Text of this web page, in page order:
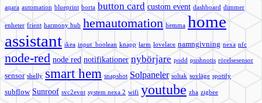
aqara automation blueprint borta button card custom event dashboard dimmer
enheter frient harmony hub hemautomation hemma home
assistant ikea input_boolean knapp larm lovelace namngivning nexa nfc
node-red node red notifikationer nybörjare podd pushnotis rörelsesensor
sensor shelly smart hem snapshot Solpaneler soltak sovläge spotify
subflow Sunroof svc2evnt system nexa 2 wifi youtube zha zigbee